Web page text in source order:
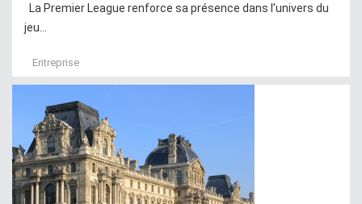
La Premier League renforce sa présence dans l’univers du
jeu...
Entreprise